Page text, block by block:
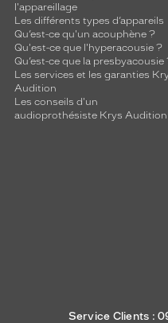
l'appareillage
Les différents types d’appareils
Qu’est-ce qu'un acouphène ?
Qu'est-ce que l'hyperacousie ?
Qu’est-ce que la presbyacousie
Les services et les garanties
Audition
Les conseils d'un
audioprothésiste Krys Audition
Service Clients :